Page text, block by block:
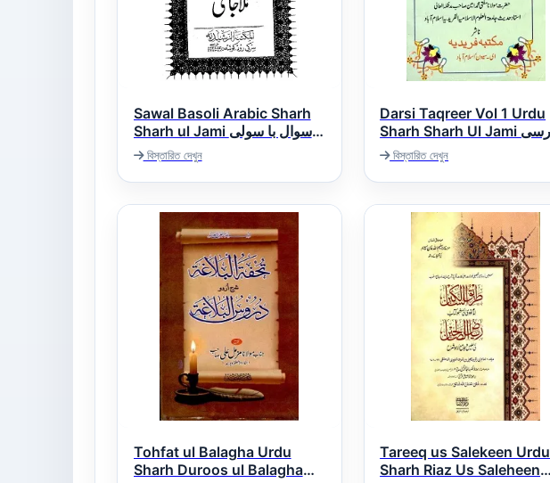
Sawal Basoli Arabic Sharh
Sharh ul Jami سوال با سولى
عربى شرح شرح ملا جامى
বিস্তারিত দেখুন
Darsi Taqreer Vol 1 Urdu
Sharh Sharh Ul Jami درسی
تقریر شرح جامی اردو
বিস্তারিত দেখুন
Tohfat ul Balagha Urdu
Sharh Duroos ul Balagha
Tareeq us Salekeen Urdu
Sharh Riaz Us Saleheen